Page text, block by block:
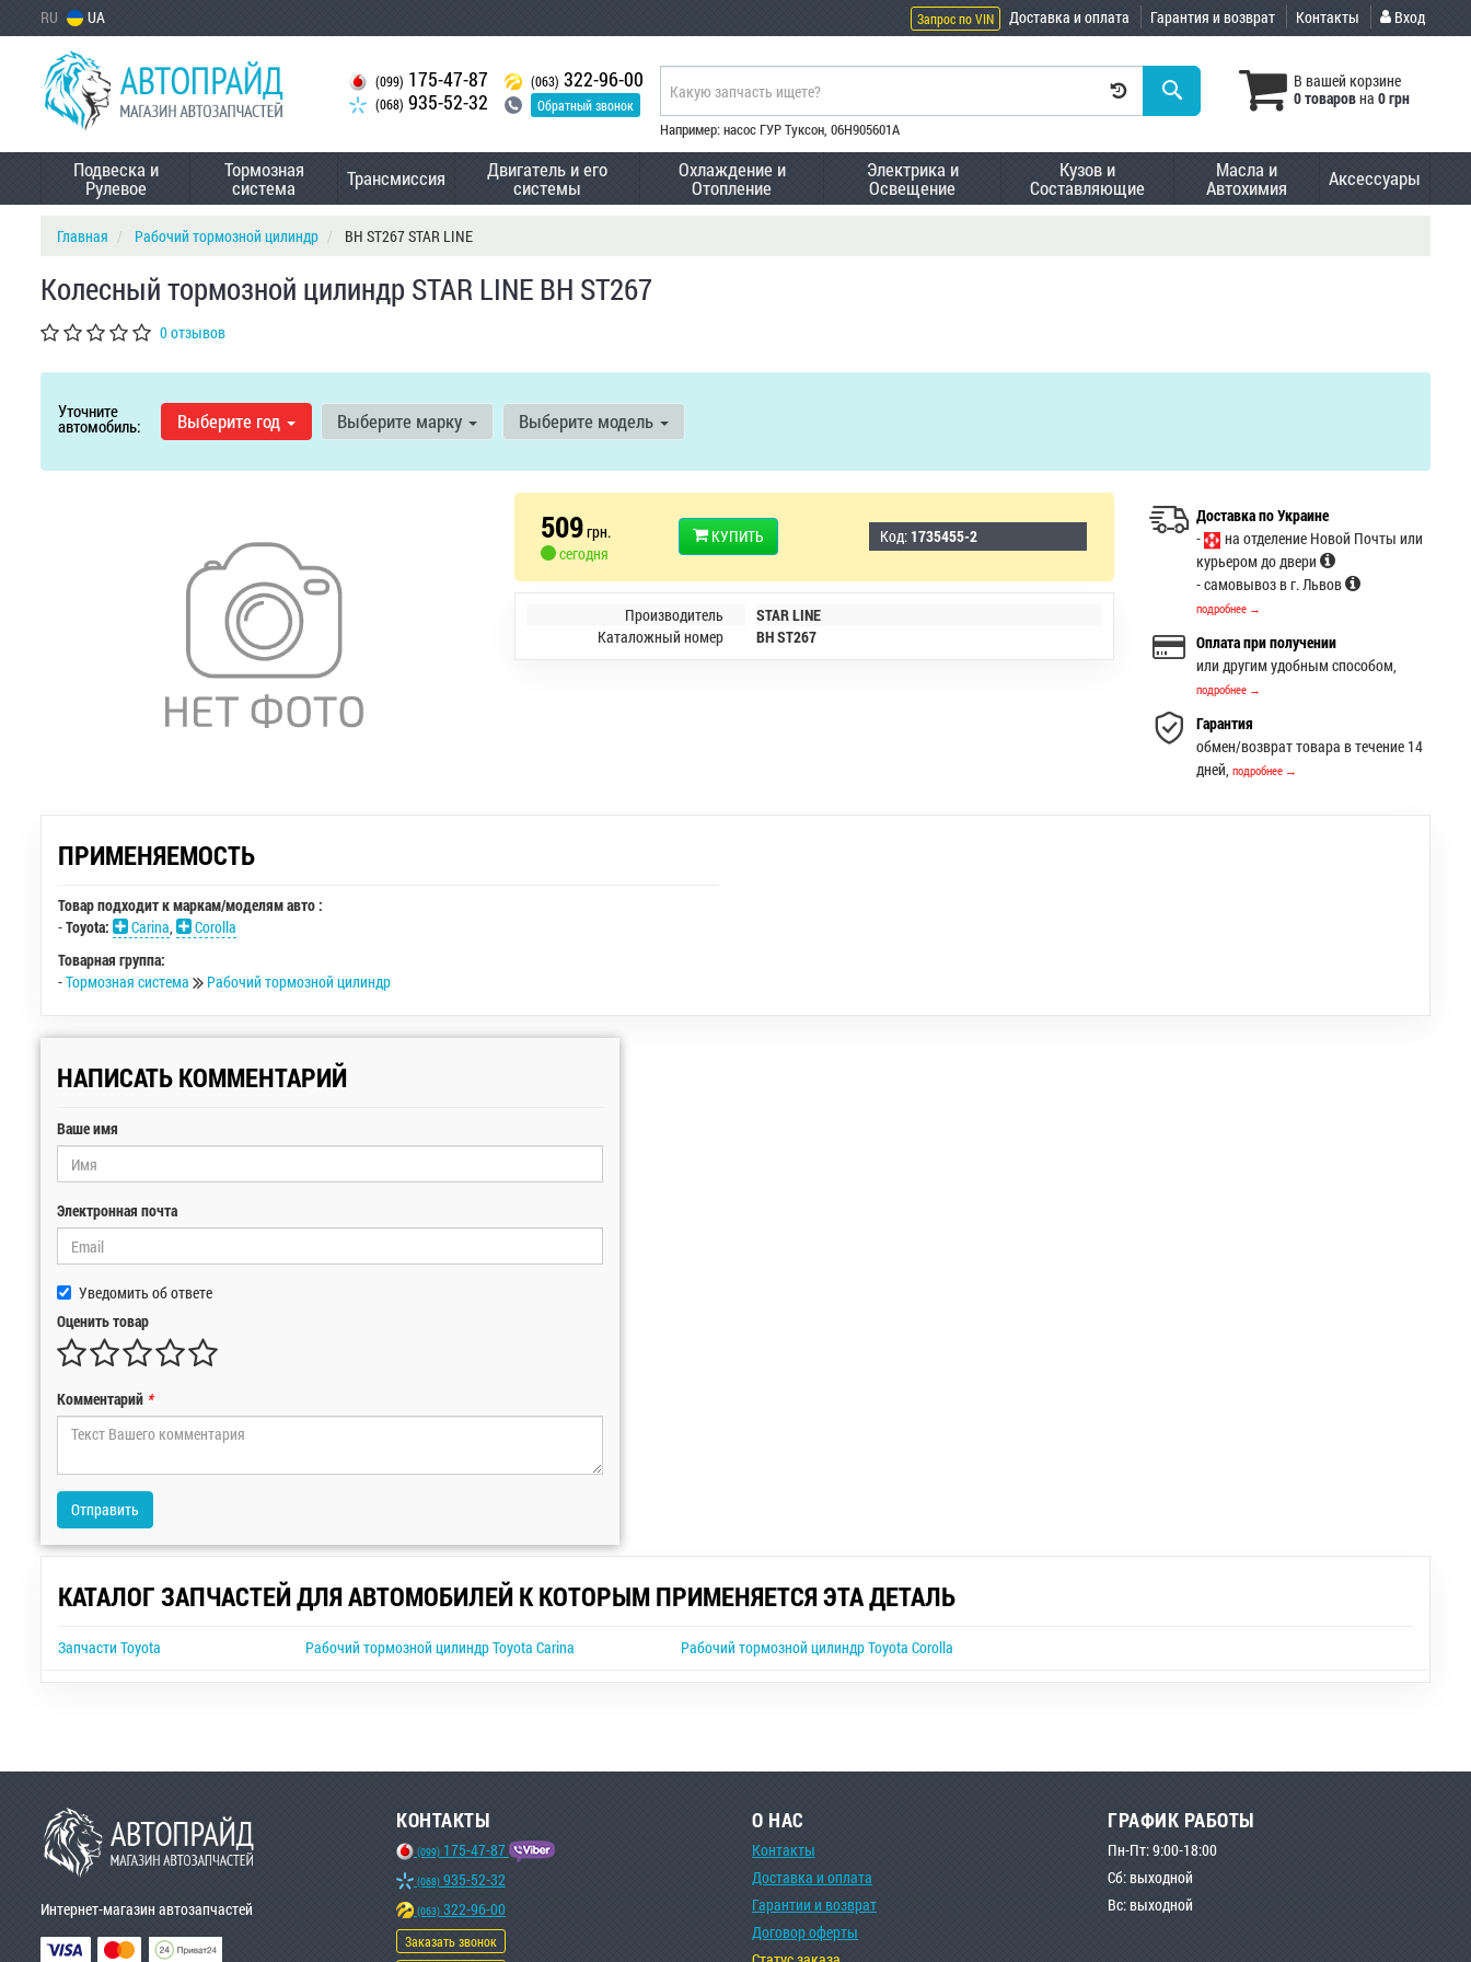
RU UA Запрос по VIN Доставка и оплата Гарантия и возврат Контакты Вход
(099) 175-47-87
(068) 935-52-32
(063) 322-96-00
Обратный звонок
В вашей корзине
0 товаровна 0 грн
Например: насос ГУР Туксон, 06H905601A
Подвеска и
Рулевое
Тормозная
система Трансмиссия Двигатель и его
системы
Охлаждение и
Отопление
Электрика и
Освещение
Кузов и
Составляющие
Масла и
Автохимия Аксессуары
Главная Рабочий тормозной цилиндр BH ST267 STAR LINE
Колесный тормозной цилиндр STAR LINE BH ST267
0 отзывов
Уточните
автомобиль: Выберите год Выберите марку Выберите модель
509грн.
сегодня
КУПИТЬ Код: 1735455-2
Производитель
STAR LINE
Каталожный номер
BH ST267
Доставка по Украине
-
на отделение Новой Почты или
курьером до двери
- самовывоз в г. Львов
подробнее →
Оплата при получении
или другим удобным способом,
подробнее →
Гарантия
обмен/возврат товара в течение 14
дней,подробнее →
ПРИМЕНЯЕМОСТЬ
Товар подходит к маркам/моделям авто :
-Toyota: Carina,
Corolla
Товарная группа:
-Тормозная система Рабочий тормозной цилиндр
НАПИСАТЬ КОММЕНТАРИЙ
Ваше имя
Электронная почта
Уведомить об ответе
Оценить товар
Комментарий *
Отправить
КАТАЛОГ ЗАПЧАСТЕЙ ДЛЯ АВТОМОБИЛЕЙ К КОТОРЫМ ПРИМЕНЯЕТСЯ ЭТА ДЕТАЛЬ
Запчасти Toyota Рабочий тормозной цилиндр Toyota Carina Рабочий тормозной цилиндр Toyota Corolla
Интернет-магазин автозапчастей
КОНТАКТЫ
(099) 175-47-87
(068) 935-52-32
(063) 322-96-00
Заказать звонок
О НАС
Контакты
Доставка и оплата
Гарантии и возврат
Договор оферты
ГРАФИК РАБОТЫ
Пн-Пт: 9:00-18:00
Сб: выходной
Вс: выходной